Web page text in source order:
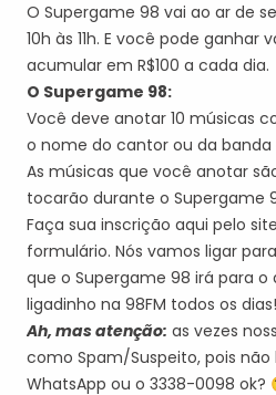
O Supergame 98 vai ao ar de
10h às 11h. E você pode
acumular em R$100 a cada dia.
O Supergame 98:
Você deve anotar 10 músicas
o nome do cantor ou da banda
As músicas que você anotar
tocarão durante o Supergame
Faça sua inscrição aqui pelo
formulário. Nós vamos ligar
que o Supergame 98 irá para o
ligadinho na 98FM todos os dias!
Ah, mas atenção: as vezes
como Spam/Suspeito, pois
WhatsApp ou o 3338-0098 ok?